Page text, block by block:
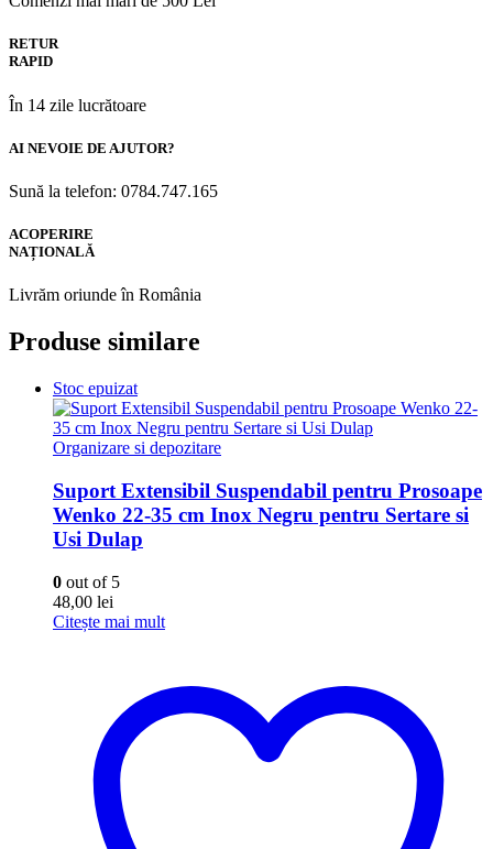
RETUR
RAPID
În 14 zile lucrătoare
AI NEVOIE DE AJUTOR?
Sună la telefon: 0784.747.165
ACOPERIRE
NAȚIONALĂ
Livrăm oriunde în România
Produse similare
Stoc epuizat
Organizare si depozitare
Suport Extensibil Suspendabil pentru Prosoape
Wenko 22-35 cm Inox Negru pentru Sertare si
Usi Dulap
0 out of 5
48,00 lei
Citește mai mult